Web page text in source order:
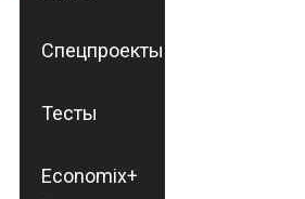
Спецпроекты
Тесты
Economix+